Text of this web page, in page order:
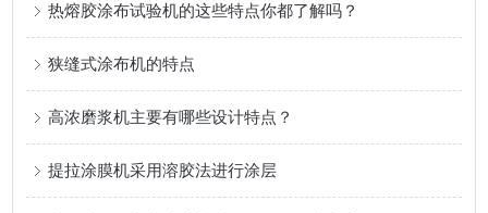
热熔胶涂布试验机的这些特点你都了解吗？
狭缝式涂布机的特点
高浓磨浆机主要有哪些设计特点？
提拉涂膜机采用溶胶法进行涂层